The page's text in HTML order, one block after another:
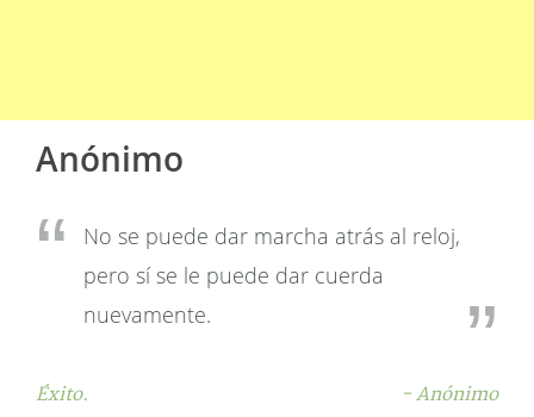
Anónimo
No se puede dar marcha atrás al reloj,
pero sí se le puede dar cuerda
nuevamente.
Éxito. - Anónimo